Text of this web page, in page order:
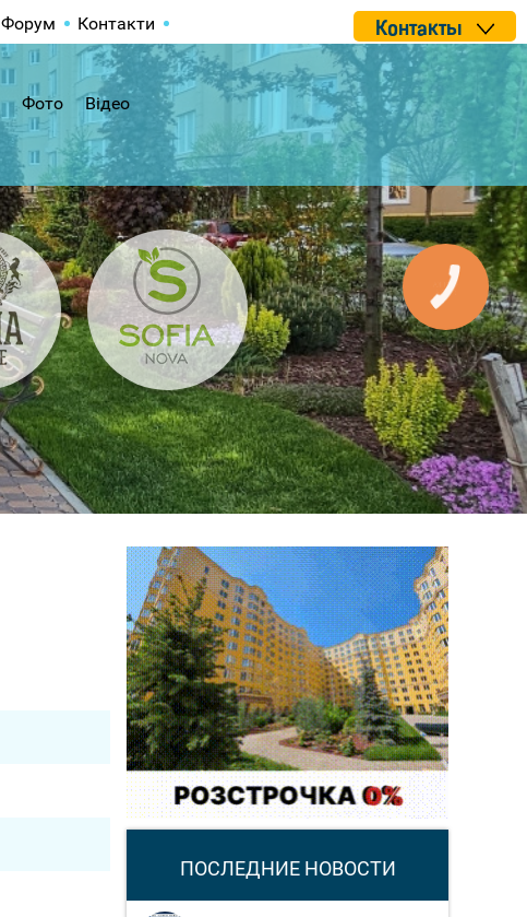
Форум Контакти Контакты
Фото Відео
ПОСЛЕДНИЕ НОВОСТИ